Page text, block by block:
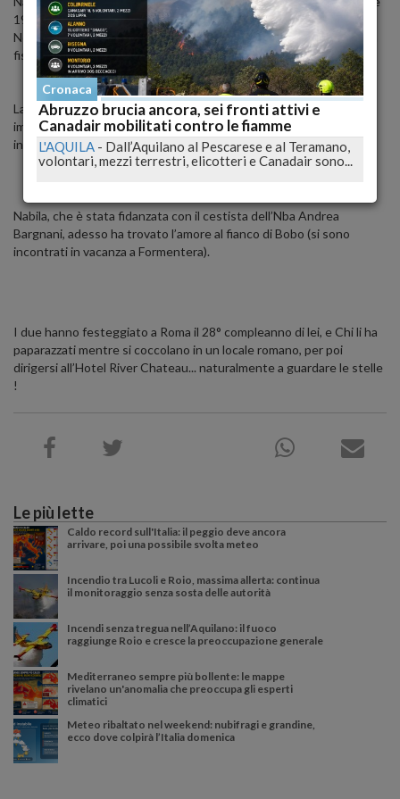
1984 a Casablanca, in Marocco, ma già da tempo risiede in Italia.
Non sarà una velina, o una modella come la Satta, ma Nabila non ha
fisicamente nulla da invidiarle.
La ragazza ha già posato per un calendario sexy, dove è stata
immortalata con delle mutandine nere e un gilet che lascia
intravedere il rigoglioso petto.
Nabila, che è stata fidanzata con il cestista dell’Nba Andrea
Bargnani, adesso ha trovato l’amore al fianco di Bobo (si sono
incontrati in vacanza a Formentera).
I due hanno festeggiato a Roma il 28° compleanno di lei, e Chi li ha
paparazzati mentre si coccolano in un locale romano, per poi
dirigersi all’Hotel River Chateau... naturalmente a guardare le stelle
!
Le più lette
Caldo record sull'Italia: il peggio deve ancora
arrivare, poi una possibile svolta meteo
Incendio tra Lucoli e Roio, massima allerta: continua
il monitoraggio senza sosta delle autorità
Incendi senza tregua nell’Aquilano: il fuoco
raggiunge Roio e cresce la preoccupazione generale
Mediterraneo sempre più bollente: le mappe
rivelano un'anomalia che preoccupa gli esperti
climatici
Meteo ribaltato nel weekend: nubifragi e grandine,
ecco dove colpirà l’Italia domenica
Cronaca
Abruzzo brucia ancora, sei fronti attivi e
Canadair mobilitati contro le fiamme
L'AQUILA - Dall’Aquilano al Pescarese e al Teramano,
volontari, mezzi terrestri, elicotteri e Canadair sono...